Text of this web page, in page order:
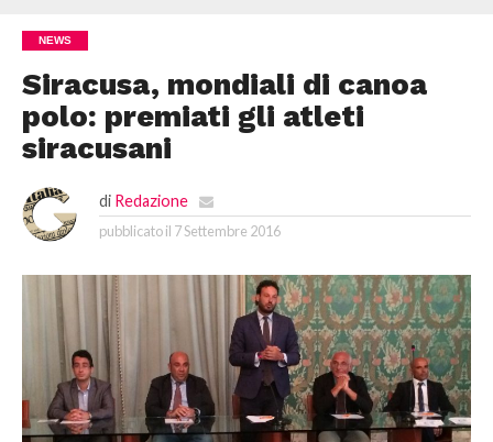
NEWS
Siracusa, mondiali di canoa
polo: premiati gli atleti
siracusani
di Redazione
pubblicato il 7 Settembre 2016